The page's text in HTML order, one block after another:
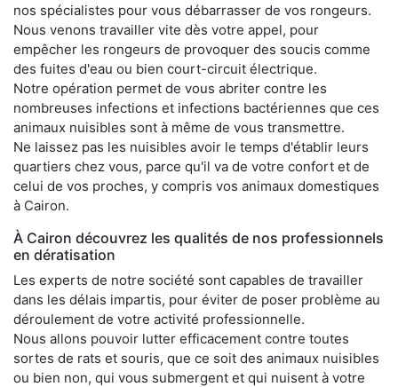
nos spécialistes pour vous débarrasser de vos rongeurs.
Nous venons travailler vite dès votre appel, pour
empêcher les rongeurs de provoquer des soucis comme
des fuites d'eau ou bien court-circuit électrique.
Notre opération permet de vous abriter contre les
nombreuses infections et infections bactériennes que ces
animaux nuisibles sont à même de vous transmettre.
Ne laissez pas les nuisibles avoir le temps d'établir leurs
quartiers chez vous, parce qu'il va de votre confort et de
celui de vos proches, y compris vos animaux domestiques
à Cairon.
À Cairon découvrez les qualités de nos professionnels
en dératisation
Les experts de notre société sont capables de travailler
dans les délais impartis, pour éviter de poser problème au
déroulement de votre activité professionnelle.
Nous allons pouvoir lutter efficacement contre toutes
sortes de rats et souris, que ce soit des animaux nuisibles
ou bien non, qui vous submergent et qui nuisent à votre